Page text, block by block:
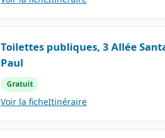
Toilettes publiques, 3 Allée
Paul
Gratuit
Voir la ficheItinéraire